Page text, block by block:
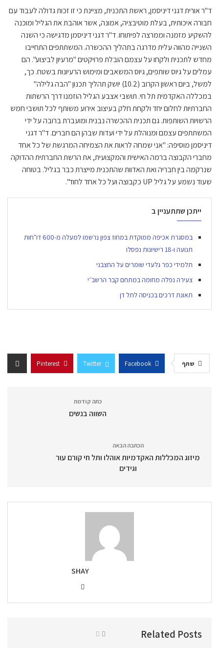
ד"ר אורית דגני דיניסמן, ראשת התכנית, מציינת כי זו זכות גדולה לעבוד עם
חבורה איכותית, בעלת מוטיבציה, אמונה, אשר אוהבת את הגליל ומוכנה
להשקיע מזמנה וממרצה לפיתוחו. ד"ר דגני דיניסמן מדגישה כי השנה
השנייה מהווה עלית מדרגה בתהליך ההכשרה. המשתתפים התחייבו
מחדש לתכנית ולקחו על עצמם הובלת פרויקטים "מרעיון לביצוע". הם
עמלים על גיוס שותפים, גיוס המשאבים ומימוש הרעיונות בשטח. כך,
למשל, ביום ראשון הקרוב (10.2) יושק תהליך תכנון "הבה גלילה"
במכללה האקדמית תל חי. תושבי אצבע הגליל הוזמנו דרך הרשתות
החברתיות לחלום יחד ולקחת חלק בעיצוב אירוע משותף לכל תושבי חמש
הרשויות השותפות. גם תכנית ההכשרה נבנית ומועברת ברובה על ידי
המשתתפים עצמם ומנוהלת על ידי ועדות שבהן הם חברים. ד"ר דגני
דיניסמן מוסיפה: "אני שמחה לראות את הצמיחה המרגשת של כל אחד
מחברי הקבוצה ברמה האישית והמקצועית, את הרשת החברתית ההדוקה
שנרקמה בין חבריה ואת האדוות שהתכנית מייצרת כבר בגליל. בטוחה
שעוד נשמע על גליל UP כקבוצה ועל כל אחד לחוד".
ייתכן שתתעניין ב
במסגרת אכיפה ממוקדת במחוז צפון נרשמו למעלה מ-600 דו"חות
תנועה ו-18 רישיונות נפסלו
תלמידי כפר גלעדי שומרים על החצבני
צעירה נפלה מחומה במתחם קבר הרשב״י
תאונת דרכים בכניסה לתל דן
שתף Facebook
Twitter
Pinterest
כתה קודמת
השווה בנשים
הכתבה הבאה
מיזוג המכללות האקדמיות אוהלו ותל חי קורם עור
וגידים
SHAY
Related Posts